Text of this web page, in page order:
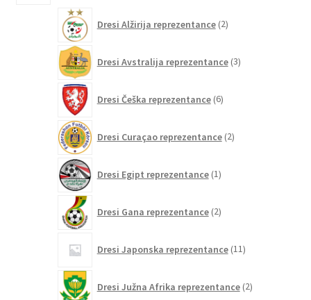
Dresi Alžirija reprezentance 2izdelka
Dresi Avstralija reprezentance 3izdelki
Dresi Češka reprezentance 6izdelkov
Dresi Curaçao reprezentance 2izdelka
Dresi Egipt reprezentance 1izdelek
Dresi Gana reprezentance 2izdelka
Dresi Japonska reprezentance 11izdelkov
Dresi Južna Afrika reprezentance 2izdelka